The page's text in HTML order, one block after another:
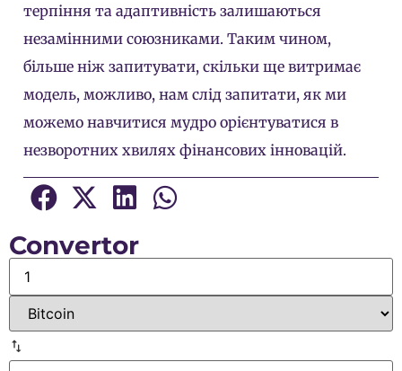
Convertor
терпіння та адаптивність залишаються
незамінними союзниками. Таким чином,
більше ніж запитувати, скільки ще витримає
модель, можливо, нам слід запитати, як ми
можемо навчитися мудро орієнтуватися в
незворотних хвилях фінансових інновацій.